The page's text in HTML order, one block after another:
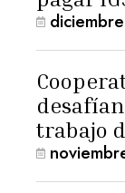
trabajo